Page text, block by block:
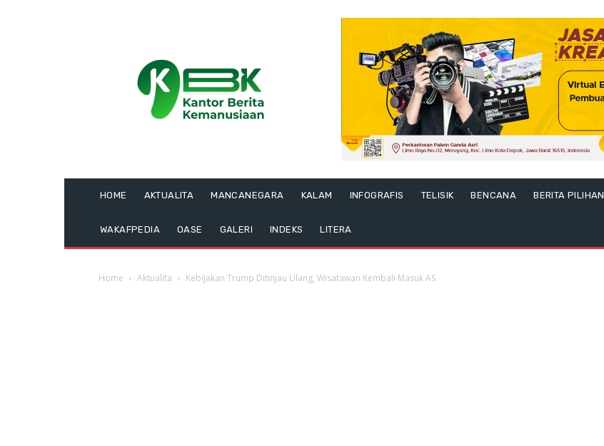
HOME AKTUALITA MANCANEGARA KALAM INFOGRAFIS TELISIK BENCANA BERITA PILIHAN
WAKAFPEDIA OASE GALERI INDEKS LITERA
Home Aktualita Kebijakan Trump Ditinjau Ulang, Wisatawan Kembali Masuk AS